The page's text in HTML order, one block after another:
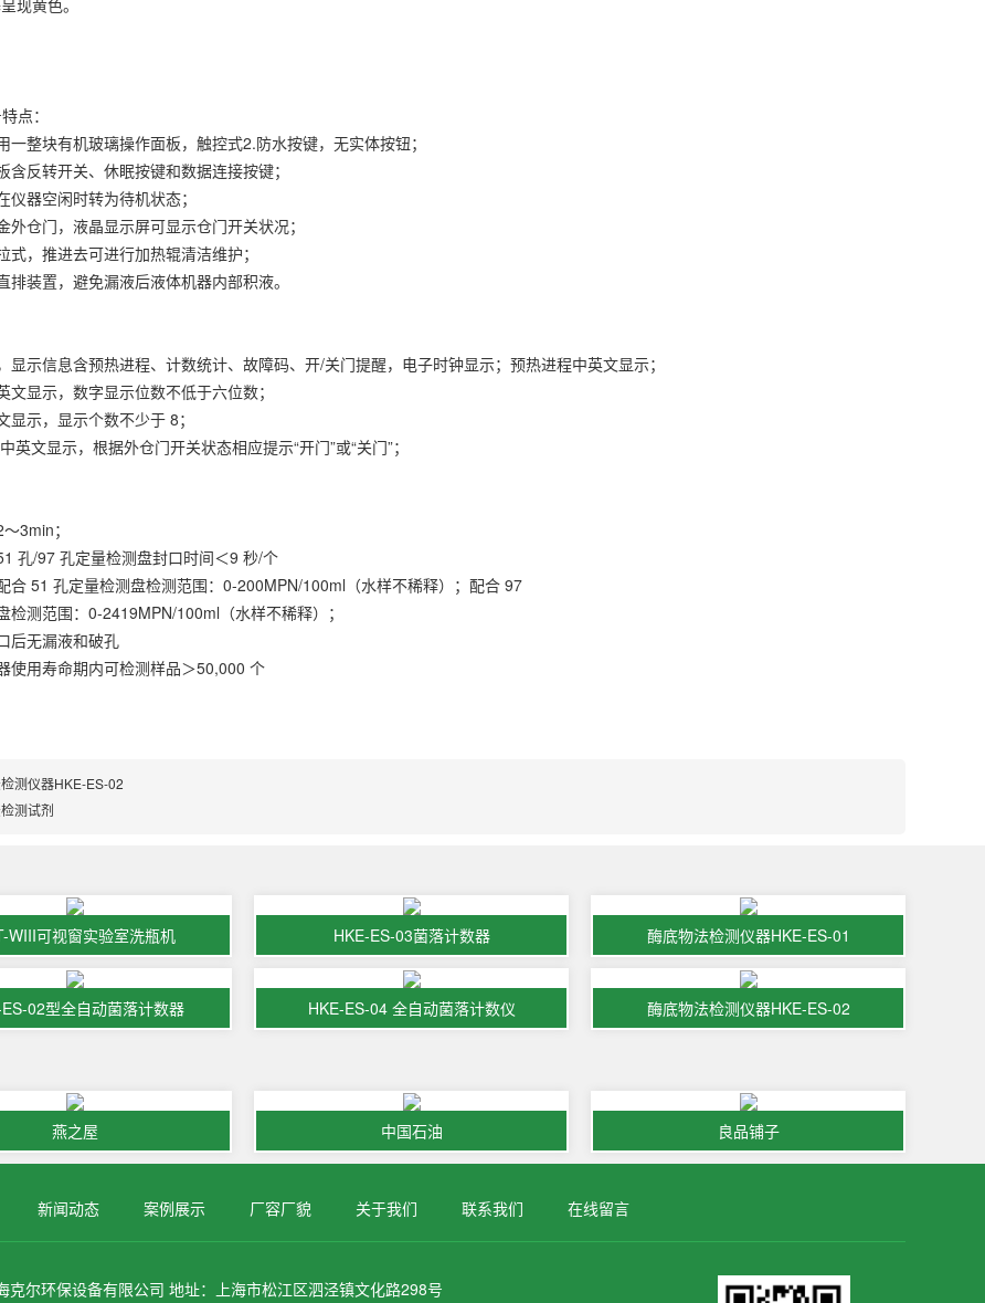
现黄色。
点：
一整块有机玻璃操作面板，触控式2.防水按键，无实体按钮；
含反转开关、休眠按键和数据连接按键；
仪器空闲时转为待机状态；
外仓门，液晶显示屏可显示仓门开关状况；
式，推进去可进行加热辊清洁维护；
排装置，避免漏液后液体机器内部积液。
显示信息含预热进程、计数统计、故障码、开/关门提醒，电子时钟显示；预热进程中英文显示；
文显示，数字显示位数不低于六位数；
显示，显示个数不少于 8；
英文显示，根据外仓门开关状态相应提示“开门”或“关门”；
3min；
孔/97 孔定量检测盘封口时间＜9 秒/个
合 51 孔定量检测盘检测范围：0-200MPN/100ml（水样不稀释）；配合 97
检测范围：0-2419MPN/100ml（水样不稀释）；
后无漏液和破孔
使用寿命期内可检测样品＞50,000 个
测仪器HKE-ES-02
测试剂
WIII可视窗实验室洗瓶机 HKE-ES-03菌落计数器 酶底物法检测仪器HKE-ES-01
02型全自动菌落计数器 HKE-ES-04 全自动菌落计数仪 酶底物法检测仪器HKE-ES-02
燕之屋 中国石油 良品铺子
新闻动态 案例展示 厂容厂貌 关于我们 联系我们 在线留言
克尔环保设备有限公司 地址：上海市松江区泗泾镇文化路298号